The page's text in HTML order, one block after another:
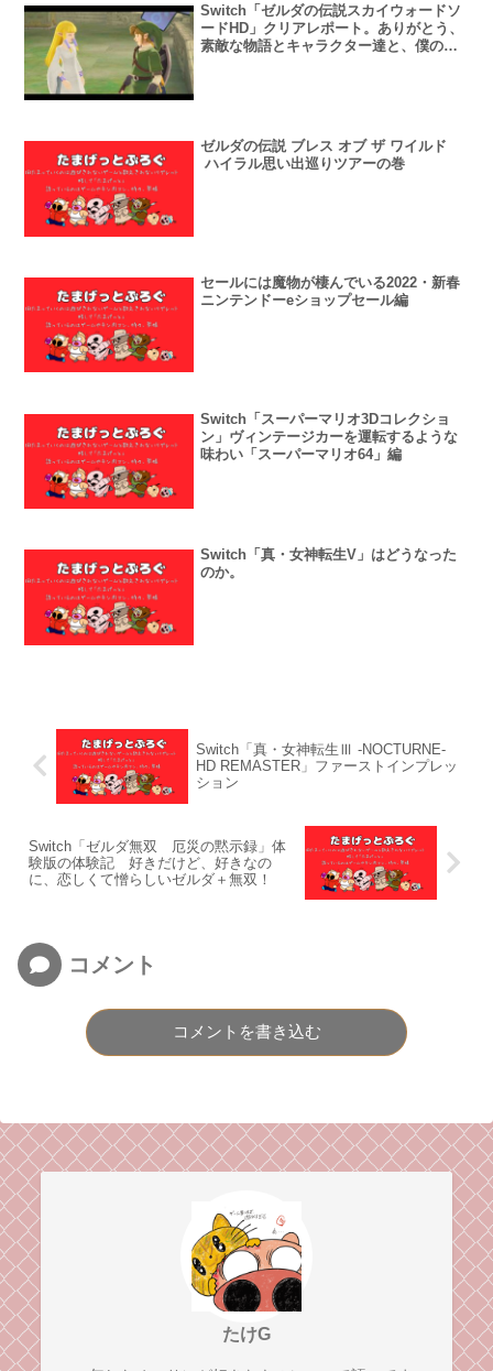
Switch「ゼルダの伝説スカイウォードソ
ードHD」クリアレポート。ありがとう、
素敵な物語とキャラクター達と、僕の両
ゼルダの伝説 ブレス オブ ザ ワイルド
ハイラル思い出巡りツアーの巻
セールには魔物が棲んでいる2022・新春
ニンテンドーeショップセール編
Switch「スーパーマリオ3Dコレクショ
ン」ヴィンテージカーを運転するような
味わい「スーパーマリオ64」編
Switch「真・女神転生V」はどうなった
のか。
Switch「真・女神転生Ⅲ -NOCTURNE-
HD REMASTER」ファーストインプレッ
ション
Switch「ゼルダ無双 厄災の黙示録」体
験版の体験記 好きだけど、好きなの
に、恋しくて憎らしいゼルダ＋無双！
コメント
コメントを書き込む
たけG